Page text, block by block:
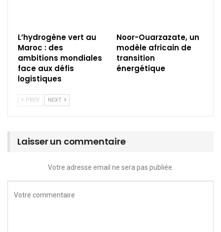
L’hydrogène vert au
Maroc : des
ambitions mondiales
face aux défis
logistiques
Noor-Ouarzazate, un
modèle africain de
transition
énergétique
PREV NEXT
Laisser un commentaire
Votre adresse email ne sera pas publiée.